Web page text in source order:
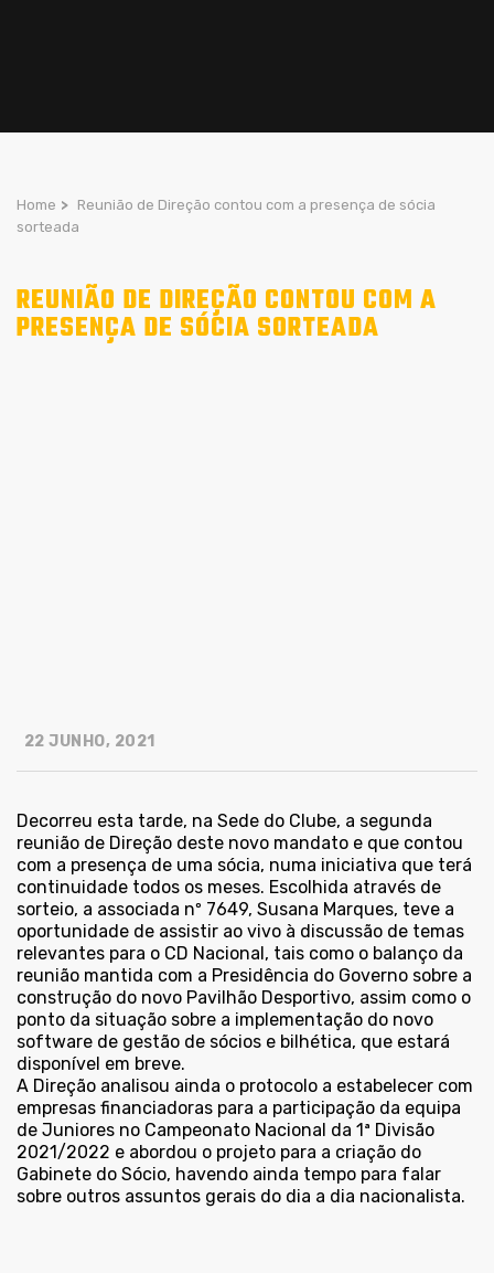
Home > Reunião de Direção contou com a presença de sócia
sorteada
REUNIÃO DE DIREÇÃO CONTOU COM A
PRESENÇA DE SÓCIA SORTEADA
22 JUNHO, 2021
Decorreu esta tarde, na Sede do Clube, a segunda
reunião de Direção deste novo mandato e que contou
com a presença de uma sócia, numa iniciativa que terá
continuidade todos os meses. Escolhida através de
sorteio, a associada nº 7649, Susana Marques, teve a
oportunidade de assistir ao vivo à discussão de temas
relevantes para o CD Nacional, tais como o balanço da
reunião mantida com a Presidência do Governo sobre a
construção do novo Pavilhão Desportivo, assim como o
ponto da situação sobre a implementação do novo
software de gestão de sócios e bilhética, que estará
disponível em breve.
A Direção analisou ainda o protocolo a estabelecer com
empresas financiadoras para a participação da equipa
de Juniores no Campeonato Nacional da 1ª Divisão
2021/2022 e abordou o projeto para a criação do
Gabinete do Sócio, havendo ainda tempo para falar
sobre outros assuntos gerais do dia a dia nacionalista.